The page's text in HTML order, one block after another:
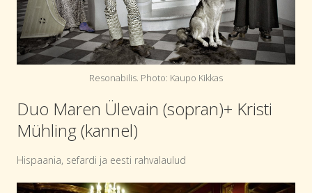
Resonabilis. Photo: Kaupo Kikkas
Duo Maren Ülevain (sopran)+ Kristi
Mühling (kannel)
Hispaania, sefardi ja eesti rahvalaulud